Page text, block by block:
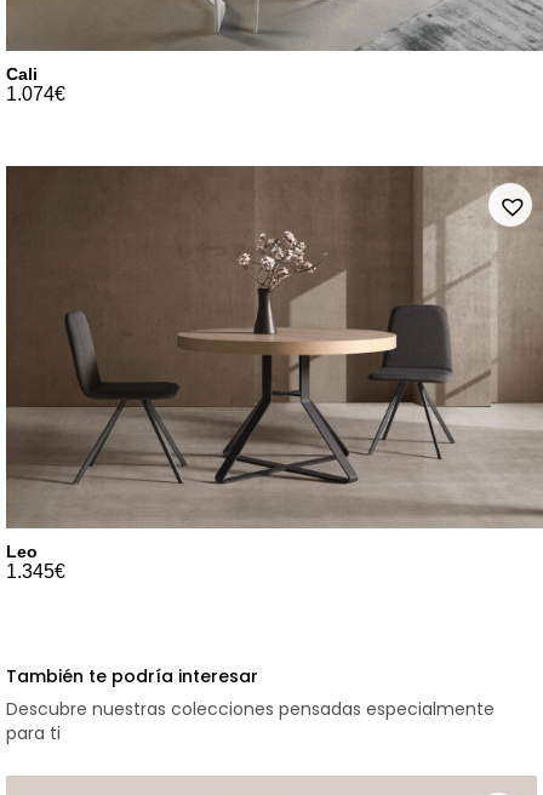
Cali
1.074€
Leo
1.345€
También te podría interesar
Descubre nuestras colecciones pensadas especialmente
para ti